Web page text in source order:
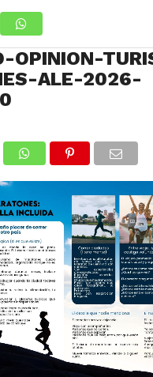
OPINION-
ALE-2026-